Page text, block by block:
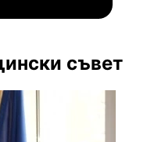
съвет